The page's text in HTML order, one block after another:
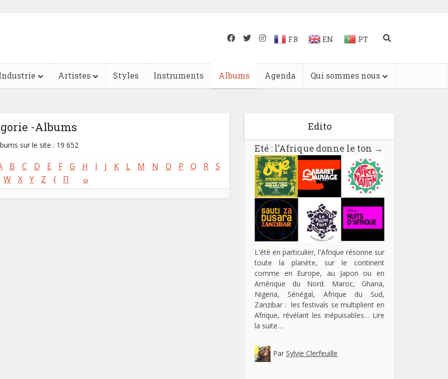
FR EN PT
Artistes Styles Instruments Albums Agenda Qui sommes nous
-Albums
sur le site : 19 652
B C D E F G H I J K L M N O P Q R
S
W
X Y Z { Π ⴰ
Edito
Eté : l’Afrique donne le ton →
L'été en particulier, l'Afrique résonne sur
toute la planète, sur le continent
comme en Europe, au Japon ou en
Amérique du Nord. Maroc, Ghana,
Nigeria, Sénégal, Afrique du Sud,
Zanzibar : les festivals se multiplient en
Afrique, révélant les inépuisables… Lire
la suite…
Par Sylvie Clerfeuille